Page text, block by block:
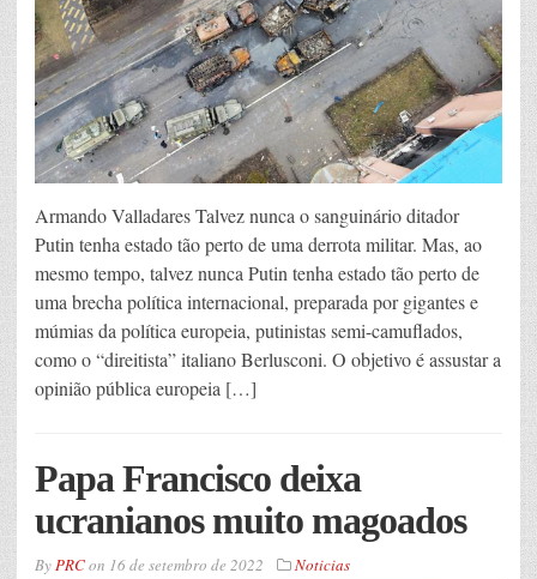
Armando Valladares Talvez nunca o sanguinário ditador
Putin tenha estado tão perto de uma derrota militar. Mas, ao
mesmo tempo, talvez nunca Putin tenha estado tão perto de
uma brecha política internacional, preparada por gigantes e
múmias da política europeia, putinistas semi-camuflados,
como o “direitista” italiano Berlusconi. O objetivo é assustar a
opinião pública europeia […]
Papa Francisco deixa
ucranianos muito magoados
ByPRCon 16 de setembro de 2022 Noticias